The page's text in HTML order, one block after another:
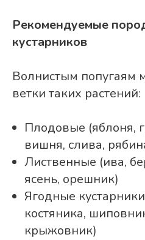
Рекомендуемые
кустарников
Волнистым попугаям
ветки таких растений:
Плодовые (яблоня,
вишня, слива,
Лиственные (ива,
ясень, орешник)
Ягодные
костяника,
крыжовник)